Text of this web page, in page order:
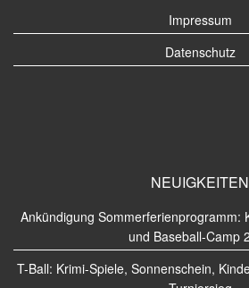
Impressum
Datenschutz
NEUIGKEITEN
Ankündigung Sommerferienprogramm:
und Baseball-Camp
T-Ball: Krimi-Spiele, Sonnenschein,